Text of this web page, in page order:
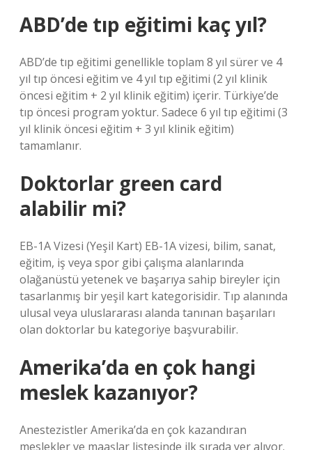
ABD’de tıp eğitimi kaç yıl?
ABD’de tıp eğitimi genellikle toplam 8 yıl sürer ve 4
yıl tıp öncesi eğitim ve 4 yıl tıp eğitimi (2 yıl klinik
öncesi eğitim + 2 yıl klinik eğitim) içerir. Türkiye’de
tıp öncesi program yoktur. Sadece 6 yıl tıp eğitimi (3
yıl klinik öncesi eğitim + 3 yıl klinik eğitim)
tamamlanır.
Doktorlar green card
alabilir mi?
EB-1A Vizesi (Yeşil Kart) EB-1A vizesi, bilim, sanat,
eğitim, iş veya spor gibi çalışma alanlarında
olağanüstü yetenek ve başarıya sahip bireyler için
tasarlanmış bir yeşil kart kategorisidir. Tıp alanında
ulusal veya uluslararası alanda tanınan başarıları
olan doktorlar bu kategoriye başvurabilir.
Amerika’da en çok hangi
meslek kazanıyor?
Anestezistler Amerika’da en çok kazandıran
meslekler ve maaşlar listesinde ilk sırada yer alıyor.